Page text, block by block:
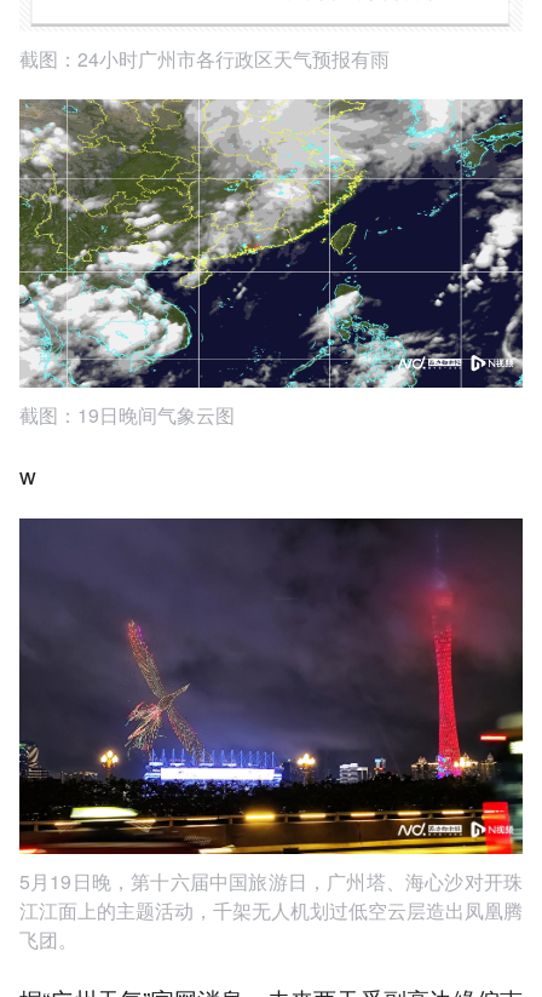
截图：24小时广州市各行政区天气预报有雨
截图：19日晚间气象云图
w
5月19日晚，第十六届中国旅游日，广州塔、海心沙对开珠
江江面上的主题活动，千架无人机划过低空云层造出凤凰腾
飞团。